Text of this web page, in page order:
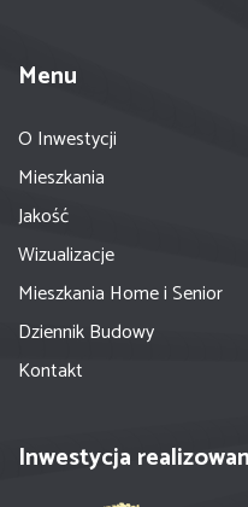
Menu
O Inwestycji
Mieszkania
Jakość
Wizualizacje
Mieszkania Home i Senior
Dziennik Budowy
Kontakt
Inwestycja